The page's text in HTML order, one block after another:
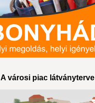
A városi piac látványterve